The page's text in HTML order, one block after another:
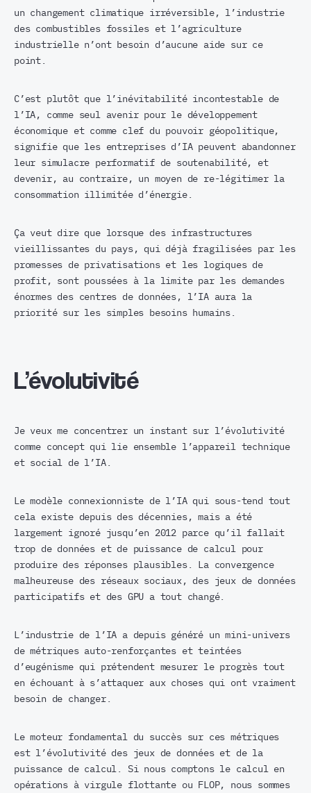
un changement climatique irréversible, l’industrie
des combustibles fossiles et l’agriculture
industrielle n’ont besoin d’aucune aide sur ce
point.
C’est plutôt que l’inévitabilité incontestable de
l’IA, comme seul avenir pour le développement
économique et comme clef du pouvoir géopolitique,
signifie que les entreprises d’IA peuvent abandonner
leur simulacre performatif de soutenabilité, et
devenir, au contraire, un moyen de re-légitimer la
consommation illimitée d’énergie.
Ça veut dire que lorsque des infrastructures
vieillissantes du pays, qui déjà fragilisées par les
promesses de privatisations et les logiques de
profit, sont poussées à la limite par les demandes
énormes des centres de données, l’IA aura la
priorité sur les simples besoins humains.
L’évolutivité
Je veux me concentrer un instant sur l’évolutivité
comme concept qui lie ensemble l’appareil technique
et social de l’IA.
Le modèle connexionniste de l’IA qui sous-tend tout
cela existe depuis des décennies, mais a été
largement ignoré jusqu’en 2012 parce qu’il fallait
trop de données et de puissance de calcul pour
produire des réponses plausibles. La convergence
malheureuse des réseaux sociaux, des jeux de données
participatifs et des GPU a tout changé.
L’industrie de l’IA a depuis généré un mini-univers
de métriques auto-renforçantes et teintées
d’eugénisme qui prétendent mesurer le progrès tout
en échouant à s’attaquer aux choses qui ont vraiment
besoin de changer.
Le moteur fondamental du succès sur ces métriques
est l’évolutivité des jeux de données et de la
puissance de calcul. Si nous comptons le calcul en
opérations à virgule flottante ou FLOP, nous sommes